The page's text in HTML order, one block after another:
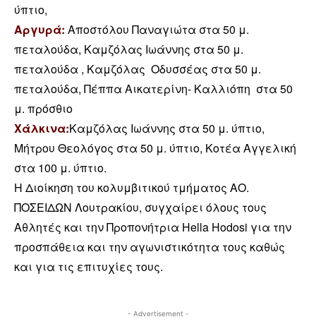
ύπτιο,
Αργυρά: Αποστόλου Παναγιώτα στα 50 μ.
πεταλούδα, Καμζόλας Ιωάννης στα 50 μ.
πεταλούδα , Καμζόλας Οδυσσέας στα 50 μ.
πεταλούδα, Πέππα Αικατερίνη- Καλλιόπη στα 50
μ. πρόσθιο
Χάλκινα:Καμζόλας Ιωάννης στα 50 μ. ύπτιο,
Μήτρου Θεολόγος στα 50 μ. ύπτιο, Κοτέα Αγγελική
στα 100 μ. ύπτιο.
Η Διοίκηση του κολυμβιτικού τμήματος ΑΟ.
ΠΟΣΕΙΔΩΝ Λουτρακίου, συγχαίρει όλους τους
Αθλητές και την Προπονήτρια Hella Hodosi για την
προσπάθεια και την αγωνιστικότητα τους καθώς
και για τις επιτυχίες τους.
- Advertisement -